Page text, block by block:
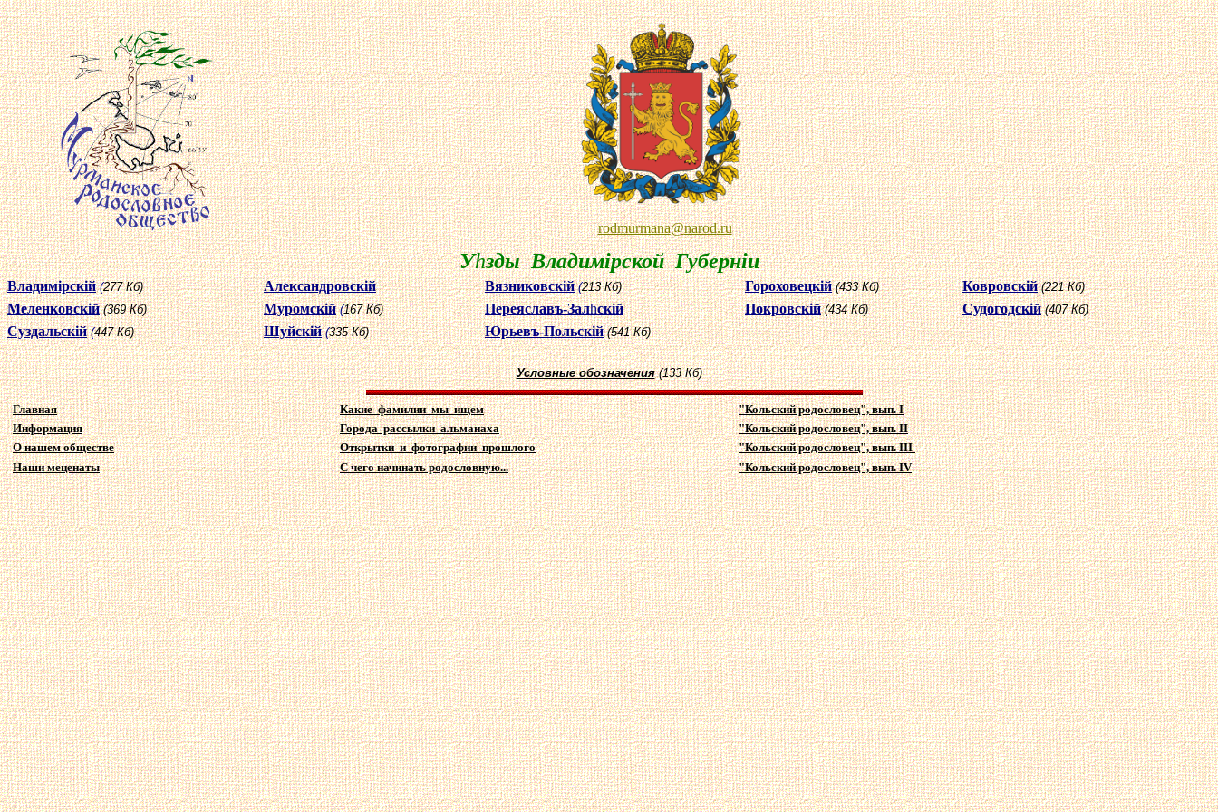
rodmurmana@narod.ru
Уhзды Владимiрской Губернiи
Владимiрскiй (277 Кб) Александровскiй Вязниковскiй (213 Кб) Гороховецкiй (433 Кб) Ковровскiй (221 Кб)
Меленковскiй (369 Кб) Муромскiй (167 Кб) Переяславъ-Залhскiй Покровскiй (434 Кб) Судогодскiй (407 Кб)
Суздальскiй (447 Кб) Шуйскiй (335 Кб) Юрьевъ-Польскiй (541 Кб)
Условные обозначения (133 Кб)
Главная Какие фамилии мы ищем
"Кольский родословец", вып. I
Информация
Города рассылки альманаха
"Кольский родословец", вып. II
О нашем обществе
Открытки и фотографии прошлого
"Кольский родословец", вып. III
Наши меценаты
С чего начинать родословную... "Кольский родословец", вып.IV